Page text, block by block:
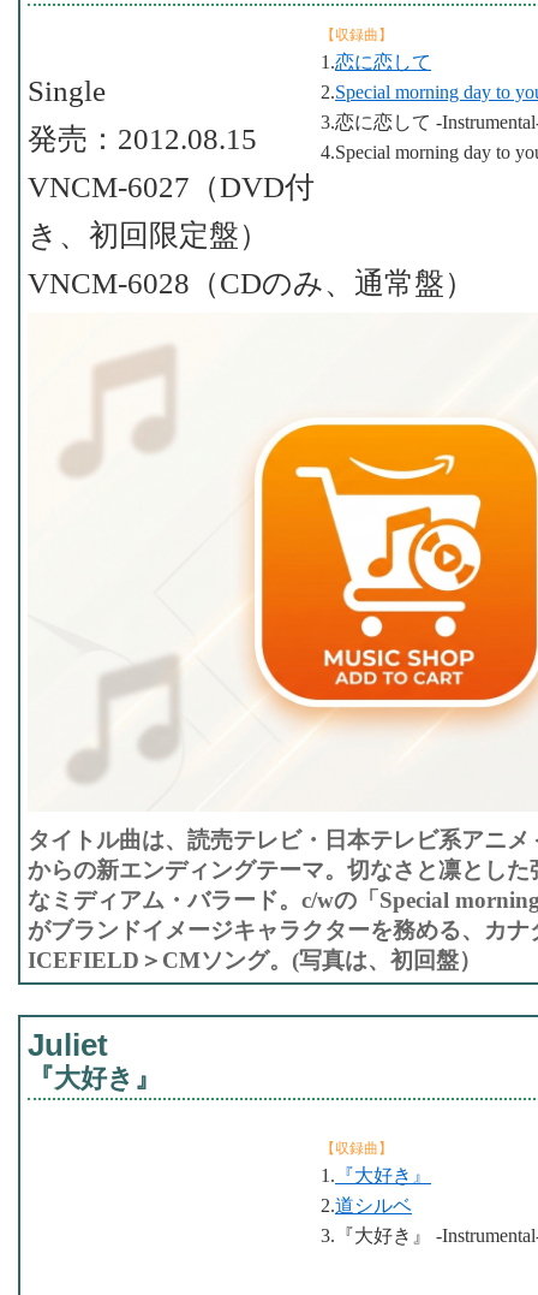
【収録曲】
1.恋に恋して
2.Special morning day to
3.恋に恋して -
4.Special morning day to
Single
発売：2012.08.15
VNCM-6027（DVD付
き、初回限定盤）
VNCM-6028（CDのみ、通常盤）
タイトル曲は、読売テレビ・日本テレビ系アニ
からの新エンディングテーマ。切なさと凛とし
なミディアム・バラード。c/wの「Special
がブランドイメージキャラクターを務める、カ
ICEFIELD＞CMソング。(写真は、初回盤）
Juliet
『大好き』
【収録曲】
1. 『大好き』
2.道シルベ
3.『大好き』 -